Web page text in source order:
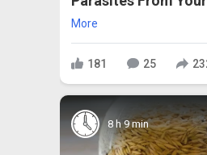
More
181 25
8 h 9 min